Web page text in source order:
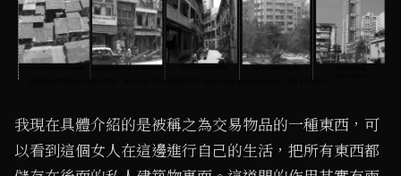
我現在具體介紹的是被稱之為交易物品的一種東西，可
以看到這個女人在這邊進行自己的生活，把所有東西都